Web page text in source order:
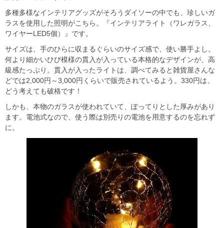
多種多様なインテリアグッズがそろうダイソーの中でも、珍しいガ
ラスを使用した照明がこちら。『インテリアライト（ワレガラス、
ワイヤーLED5個）』です。
サイズは、手のひらに収まるぐらいのサイズ感で、使い勝手よし。
何より細かいひび模様の貫入が入っている本格的なデザインが、高
級感たっぷり。貫入が入ったライトは、調べてみると雑貨屋さんな
どでは2,000円～3,000円くらいで販売されているよう。330円は、
どう考えても破格です！
しかも、本物のガラスが使われていて、ぽってりとした厚みがあり
ます。電池式なので、使う際は別売りの電池を用意するのを忘れず
に。